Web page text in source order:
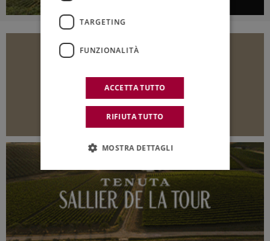
TARGETING
FUNZIONALITÀ
ACCETTA TUTTO
RIFIUTA TUTTO
MOSTRA DETTAGLI